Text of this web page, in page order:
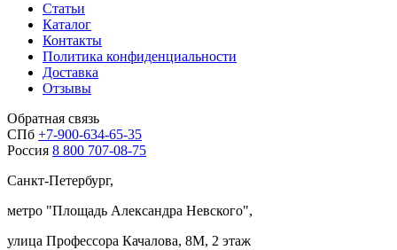
Статьи
Каталог
Контакты
Политика конфиденциальности
Доставка
Отзывы
Обратная связь
СПб +7-900-634-65-35
Россия 8 800 707-08-75
Санкт-Петербург,
метро "Площадь Александра Невского",
улица Профессора Качалова, 8М, 2 этаж